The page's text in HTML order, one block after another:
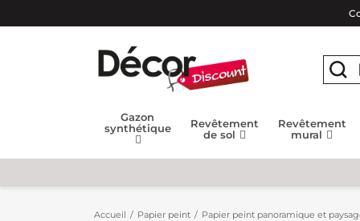
Gazon
synthétique
Revêtement
de sol
Revêtement
mural
Accueil Papier peint Papier peint panoramique et